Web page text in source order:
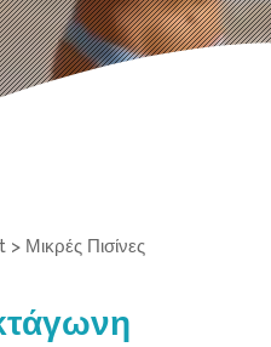
> Μικρές Πισίνες